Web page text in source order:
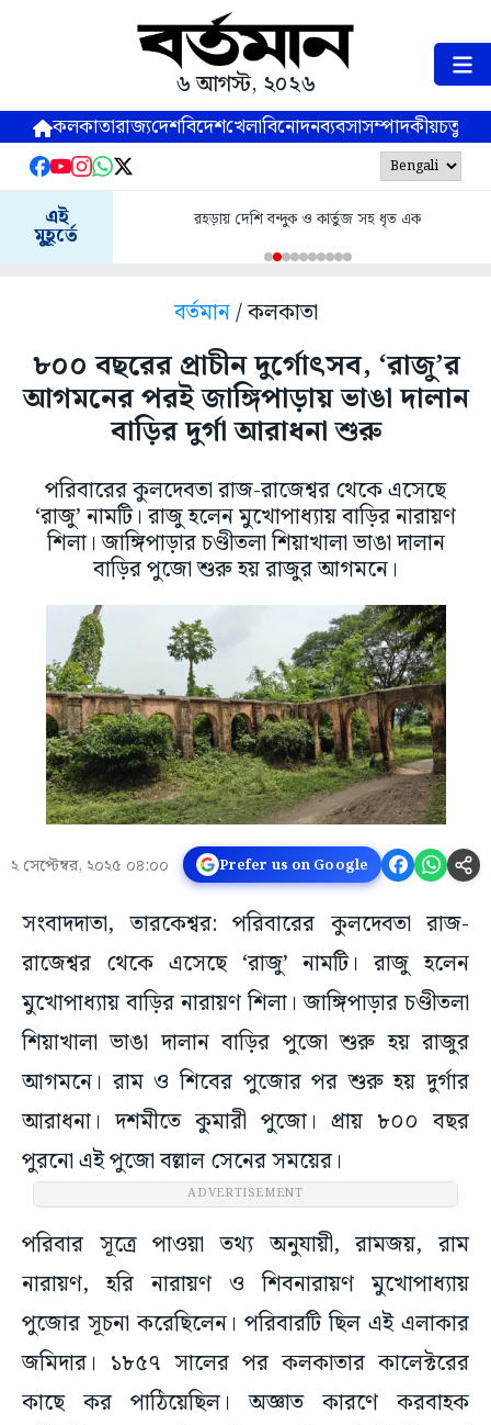
৬ আগস্ট, ২০২৬
কলকাতারাজ্যদেশবিদেশখেলাবিনোদনব্যবসাসম্পাদকীয়
এই
মুহূর্তে
রহড়ায় দেশি বন্দুক ও কার্তুজ সহ ধৃত এক
বর্তমান/ কলকাতা
৮০০ বছরের প্রাচীন দুর্গোৎসব, ‘রাজু’র
আগমনের পরই জাঙ্গিপাড়ায় ভাঙা দালান
বাড়ির দুর্গা আরাধনা শুরু
পরিবারের কুলদেবতা রাজ-রাজেশ্বর থেকে এসেছে
‘রাজু’ নামটি। রাজু হলেন মুখোপাধ্যায় বাড়ির নারায়ণ
শিলা। জাঙ্গিপাড়ার চণ্ডীতলা শিয়াখালা ভাঙা দালান
বাড়ির পুজো শুরু হয় রাজুর আগমনে।
২ সেপ্টেম্বর, ২০২৫ ০৪:০০ Prefer us on Google
সংবাদদাতা, তারকেশ্বর: পরিবারের কুলদেবতা রাজ-
রাজেশ্বর থেকে এসেছে ‘রাজু’ নামটি। রাজু হলেন
মুখোপাধ্যায় বাড়ির নারায়ণ শিলা। জাঙ্গিপাড়ার চণ্ডীতলা
শিয়াখালা ভাঙা দালান বাড়ির পুজো শুরু হয় রাজুর
আগমনে। রাম ও শিবের পুজোর পর শুরু হয় দুর্গার
আরাধনা। দশমীতে কুমারী পুজো। প্রায় ৮০০ বছর
পুরনো এই পুজো বল্লাল সেনের সময়ের।
ADVERTISEMENT
পরিবার সূত্রে পাওয়া তথ্য অনুযায়ী, রামজয়, রাম
নারায়ণ, হরি নারায়ণ ও শিবনারায়ণ মুখোপাধ্যায়
পুজোর সূচনা করেছিলেন। পরিবারটি ছিল এই এলাকার
জমিদার। ১৮৫৭ সালের পর কলকাতার কালেক্টরের
কাছে কর পাঠিয়েছিল। অজ্ঞাত কারণে করবাহক